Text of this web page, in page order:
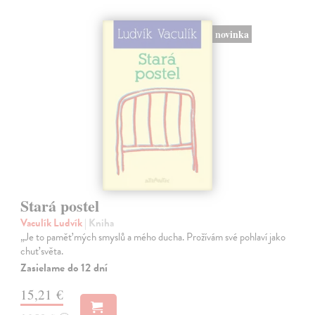
novinka
Stará postel
Vaculík Ludvík| Kniha
„Je to paměť mých smyslů a mého ducha. Prožívám své pohlaví jako
chuť světa.
Zasielame do 12 dní
15,21 €